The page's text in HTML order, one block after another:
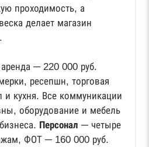
проходимость, а
делает магазин
─ 220 000 руб.
ресепшн, торговая
и кухня. Все коммуникации
оборудование и мебель
Персонал ─ четыре
ФОТ ─ 160 000 руб.